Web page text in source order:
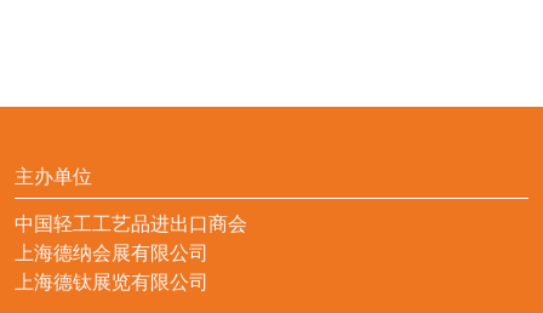
主办单位
中国轻工工艺品进出口商会
上海德纳会展有限公司
上海德钛展览有限公司